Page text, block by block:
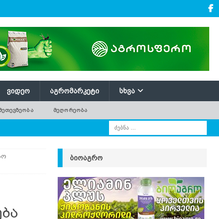
ᲕᲘᲓᲔᲝ ᲐᲒᲠᲝᲛᲐᲠᲙᲔᲢᲘ ᲡᲮᲕᲐ
ᲛᲔᲦᲝᲠᲔᲝᲑᲐ
ᲑᲘᲝᲐᲒᲠᲝ